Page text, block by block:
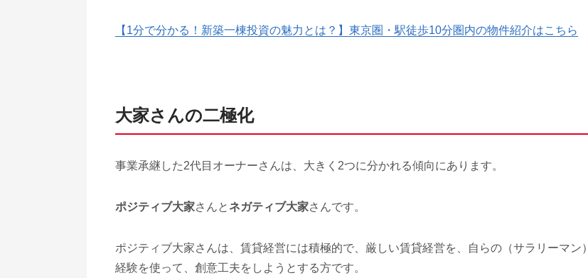
【1分で分かる！新築一棟投資の魅力とは？】東京圏・駅徒歩10分圏内の物件紹介はこちら
大家さんの二極化
事業承継した2代目オーナーさんは、大きく2つに分かれる傾向にあります。
ポジティブ大家さんとネガティブ大家さんです。
ポジティブ大家さんは、賃貸経営には積極的で、厳しい賃貸経営を、自らの（サラリーマン）
経験を使って、創意工夫をしようとする方です。